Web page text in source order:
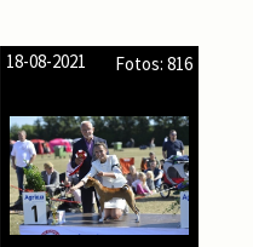
18-08-2021 Fotos: 816